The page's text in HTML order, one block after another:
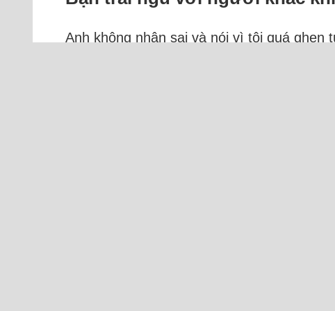
Anh không nhận sai và nói vì tôi quá